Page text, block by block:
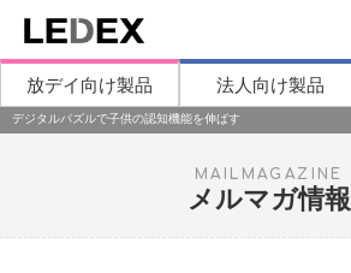
放デイ向け製品 法人向け製品
デジタルパズルで子供の認知機能を伸ばす
MAILMAGAZINE
メルマガ情報